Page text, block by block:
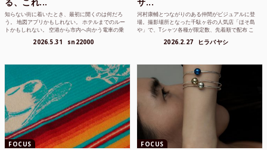
る、これ...
知らない街に着いたとき、最初に開くのは何だろ
う。 地図アプリかもしれない。 ホテルまでのルー
トかもしれない。 空港から市内へ向かう電車の乗
2026.5.31 sn22000
サ...
河村康輔とつながりのある仲間がビジュアルに登
場。撮影場所となった千駄ヶ谷の人気店「ほそ島
や」で、Tシャツ各種が限定数、先着順で配布 こ
2026.2.27 ヒラバヤシ
FOCUS FOCUS